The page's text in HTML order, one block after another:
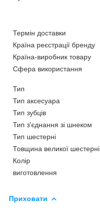
Термін доставки
Країна реєстрації бренду
Країна-виробник товару
Сфера використання
Тип
Тип аксесуара
Тип зубців
Тип з'єднання зі шнеком
Тип шестерні
Товщина великої шестерні
Колір
виготовлення
Приховати